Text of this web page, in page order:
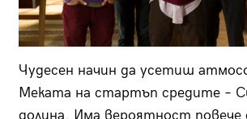
Чудесен начин да усетиш
Меката на стартъп средите –
долина. Има вероятност повече